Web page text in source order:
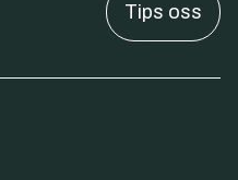
Tips oss